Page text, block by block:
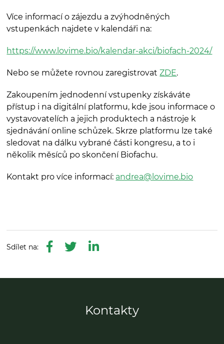
Více informací o zájezdu a zvýhodněných
vstupenkách najdete v kalendáři na:
https://www.lovime.bio/kalendar-akci/biofach-2024/
Nebo se můžete rovnou zaregistrovatZDE.
Zakoupením jednodenní vstupenky získáváte
přístup i na digitální platformu, kde jsou informace o
vystavovatelích a jejich produktech a nástroje k
sjednávání online schůzek. Skrze platformu lze také
sledovat na dálku vybrané části kongresu, a to i
několik měsíců po skončení Biofachu.
Kontakt pro více informací: andrea@lovime.bio
Kontakty